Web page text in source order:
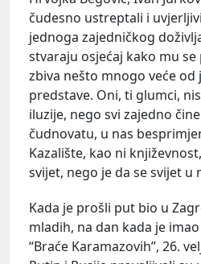
čudesno ustreptali i
jednoga zajedničkog
stvaraju osjećaj kako mu
zbiva nešto mnogo veće od
predstave. Oni, ti glumci,
iluzije, nego svi zajedno
čudnovatu, u nas
Kazalište, kao ni
svijet, nego je da se svijet u
Kada je prošli put bio u
mladih, na dan kada je
“Braće Karamazovih”, 26.